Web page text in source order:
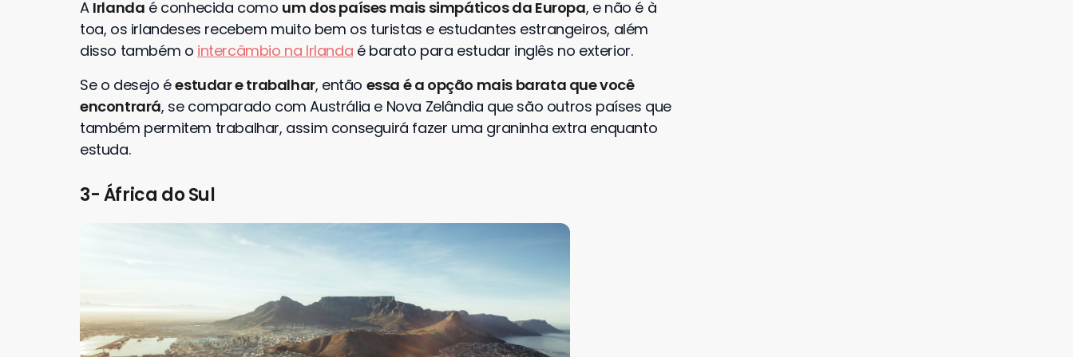
A Irlanda é conhecida como um dos países mais simpáticos da Europa, e não é à
toa, os irlandeses recebem muito bem os turistas e estudantes estrangeiros, além
disso também o intercâmbio na Irlanda é barato para estudar inglês no exterior.
Se o desejo éestudar e trabalhar, então essa é a opção mais barata que você
encontrará, se comparado com Austrália e Nova Zelândia que são outros países que
também permitem trabalhar, assim conseguirá fazer uma graninha extra enquanto
estuda.
3- África do Sul